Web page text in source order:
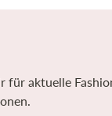
für aktuelle